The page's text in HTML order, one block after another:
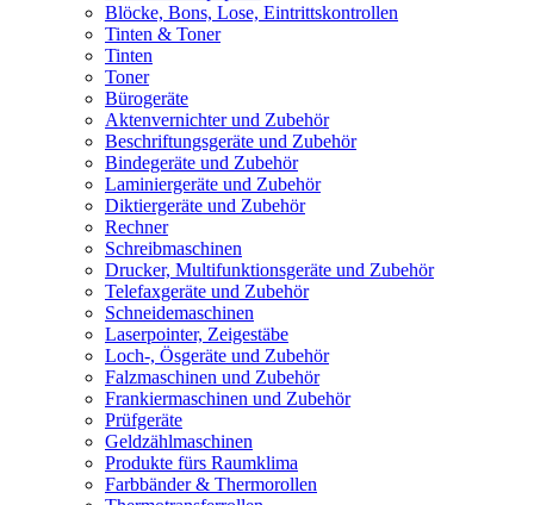
Blöcke, Bons, Lose, Eintrittskontrollen
Tinten & Toner
Tinten
Toner
Bürogeräte
Aktenvernichter und Zubehör
Beschriftungsgeräte und Zubehör
Bindegeräte und Zubehör
Laminiergeräte und Zubehör
Diktiergeräte und Zubehör
Rechner
Schreibmaschinen
Drucker, Multifunktionsgeräte und Zubehör
Telefaxgeräte und Zubehör
Schneidemaschinen
Laserpointer, Zeigestäbe
Loch-, Ösgeräte und Zubehör
Falzmaschinen und Zubehör
Frankiermaschinen und Zubehör
Prüfgeräte
Geldzählmaschinen
Produkte fürs Raumklima
Farbbänder & Thermorollen